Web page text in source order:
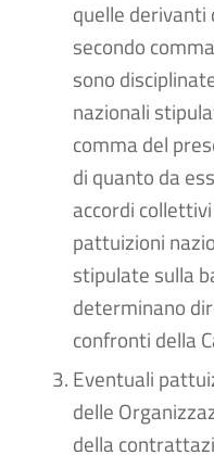
quelle derivanti
secondo
sono
nazionali
comma del
di quanto da
accordi
pattuizioni
stipulate sulla
determinano
confronti della
Eventuali
delle
della